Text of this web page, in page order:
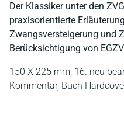
Der Klassiker unter den
praxisorientierte
Zwangsversteigerung und
Berücksichtigung von
150 X 225 mm, 16. neu
Kommentar, Buch